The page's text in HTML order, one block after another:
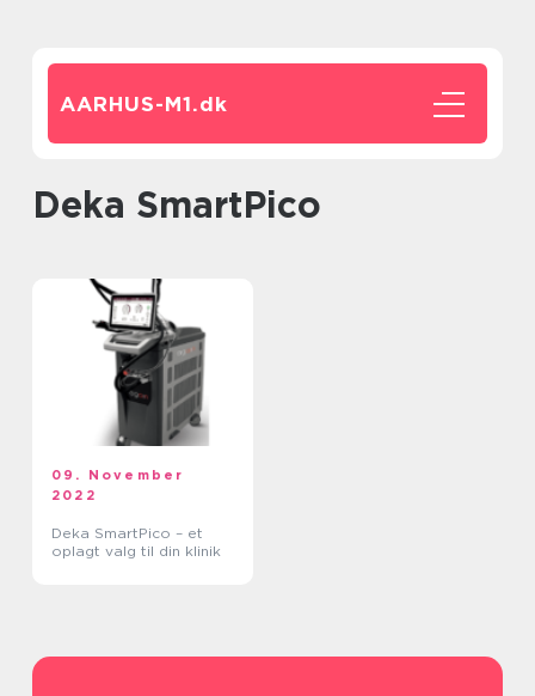
AARHUS-M1.dk
Deka SmartPico
09. November
2022
Deka SmartPico – et
oplagt valg til din klinik